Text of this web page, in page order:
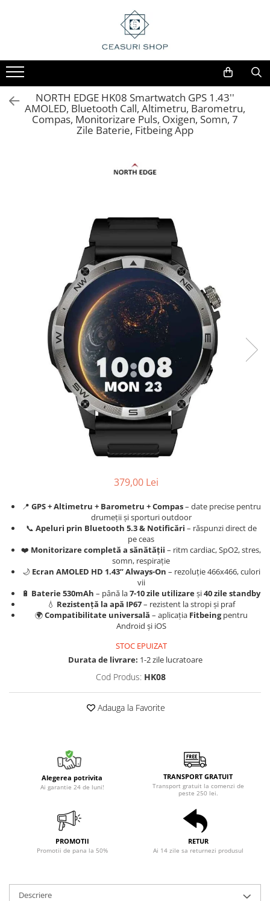
NORTH EDGE HK08 Smartwatch GPS 1.43''
AMOLED, Bluetooth Call, Altimetru, Barometru,
Compas, Monitorizare Puls, Oxigen, Somn, 7
Zile Baterie, Fitbeing App
379,00 Lei
📍 GPS + Altimetru + Barometru + Compas– date precise pentru
drumeții și sporturi outdoor
📞 Apeluri prin Bluetooth 5.3 & Notificări – răspunzi direct de
pe ceas
❤️ Monitorizare completă a sănătății – ritm cardiac, SpO2, stres,
somn, respirație
🌙 Ecran AMOLED HD 1.43’’ Always-On – rezoluție 466x466, culori
vii
🔋 Baterie 530mAh – până la7-10 zile utilizareși40 zile standby
💧 Rezistență la apă IP67– rezistent la stropi și praf
🌍Compatibilitate universală – aplicația Fitbeingpentru
Android și iOS
STOC EPUIZAT
Durata de livrare: 1-2 zile lucratoare
Cod Produs: HK08
Adauga la Favorite
Alegerea potrivita
Ai garantie 24 de luni!
TRANSPORT GRATUIT
Transport gratuit la comenzi de
peste 250 lei.
PROMOTII
Promotii de pana la 50%
RETUR
Ai 14 zile sa returnezi produsul
Descriere